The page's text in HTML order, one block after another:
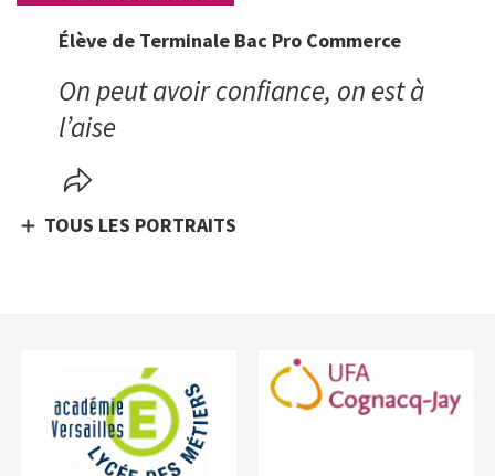
Prénom
Nom
Statut
Élève de Terminale Bac Pro Commerce
On peut avoir confiance, on est à
l’aise
TOUS LES PORTRAITS